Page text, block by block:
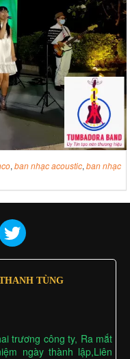
, ban nhạc acoustic, ban nhạc
TÙNG
trương công ty, Ra mắt
ngày thành lập,Liên